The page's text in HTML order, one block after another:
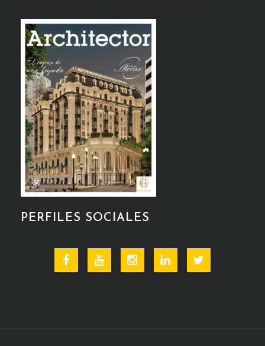
PERFILES SOCIALES
FacebookYoutube InstagramLinkedin